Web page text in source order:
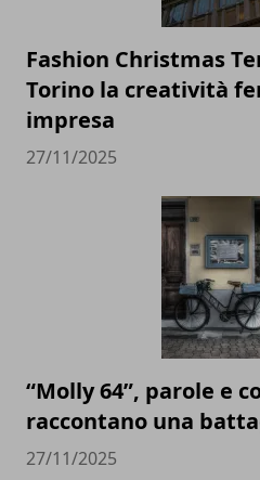
Fashion Christmas
Torino la creatività
impresa
27/11/2025
“Molly 64”, parole e
raccontano una
27/11/2025